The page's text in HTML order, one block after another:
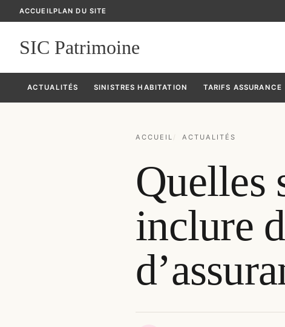
ACCUEILPLAN DU SITE
SIC Patrimoine
ACTUALITÉS SINISTRES HABITATION TARIFS ASSURANCE
ACCUEIL ACTUALITÉS
Quelles
inclure